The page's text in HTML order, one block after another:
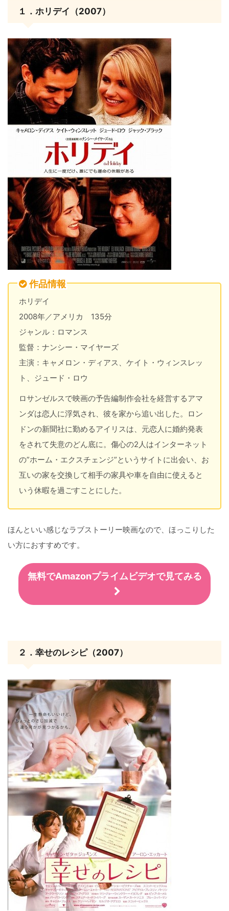
１．ホリデイ（2007）
作品情報
ホリデイ
2008年／アメリカ 135分
ジャンル：ロマンス
監督：ナンシー・マイヤーズ
主演：キャメロン・ディアス、ケイト・ウィンスレッ
ト、ジュード・ロウ
ロサンゼルスで映画の予告編制作会社を経営するアマ
ンダは恋人に浮気され、彼を家から追い出した。ロン
ドンの新聞社に勤めるアイリスは、元恋人に婚約発表
をされて失意のどん底に。傷心の2人はインターネット
の”ホーム・エクスチェンジ”というサイトに出会い、お
互いの家を交換して相手の家具や車を自由に使えると
いう休暇を過ごすことにした。
ほんといい感じなラブストーリー映画なので、ほっこりした
い方におすすめです。
無料でAmazonプライムビデオで見てみる
２．幸せのレシピ（2007）